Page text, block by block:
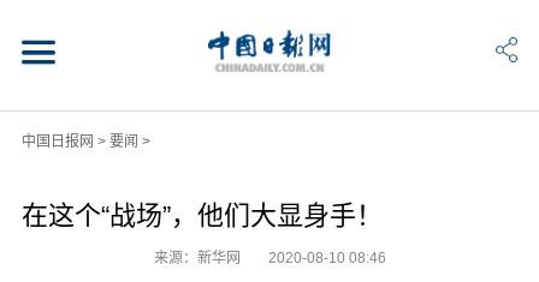
中国日报网 > 要闻 >
在这个“战场”，他们大显身手！
来源：新华网 2020-08-10 08:46